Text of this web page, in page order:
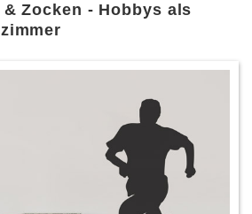
Zocken - Hobbys als